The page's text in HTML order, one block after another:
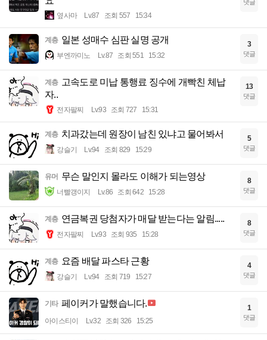
옆사마 Lv.87 조회 557 15:34
댓글
계층 일본 성매수 심판 실명 공개
부엔까미노 Lv.87 조회 551 15:32
3
댓글
계층 고속도로 미납 통행료 징수에 개빡친 체납
자..
전자팔찌 Lv.93 조회 727 15:31
13
댓글
계층 치과갔는데 원장이 남친 있냐고 물어봐서
강슬기 Lv.94 조회 829 15:29
5
댓글
유머 무슨 말인지 몰라도 이해가 되는영상
너빨갱이지 Lv.86 조회 642 15:28
8
댓글
계층 연금복권 당첨자가 매달 받는다는 알림.....
전자팔찌 Lv.93 조회 935 15:28
8
댓글
계층 요즘 배달 파스타 근황
강슬기 Lv.94 조회 719 15:27
4
댓글
기타 페이커가 말했습니다.
아이스티이 Lv.32 조회 326 15:25
1
댓글